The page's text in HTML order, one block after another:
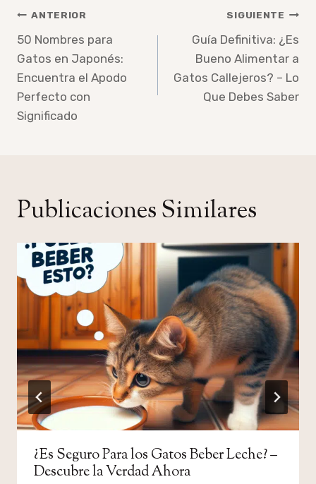
Navegación
de
entradas
ANTERIOR
50 Nombres para
Gatos en Japonés:
Encuentra el Apodo
Perfecto con
Significado
SIGUIENTE
Guía Definitiva: ¿Es
Bueno Alimentar a
Gatos Callejeros? – Lo
Que Debes Saber
Publicaciones Similares
¿Es Seguro Para los Gatos Beber Leche? –
Descubre la Verdad Ahora